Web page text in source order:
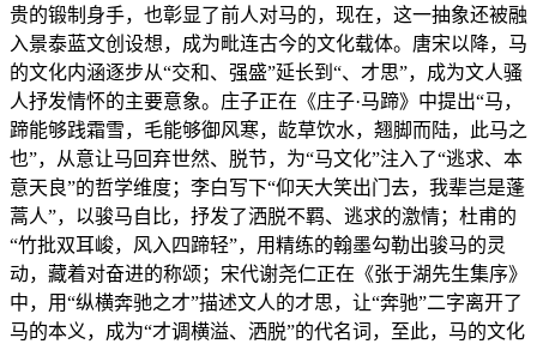
贵的锻制身手，也彰显了前人对马的，现在，这一抽象还被融
入景泰蓝文创设想，成为毗连古今的文化载体。唐宋以降，马
的文化内涵逐步从“交和、强盛”延长到“、才思”，成为文人骚
人抒发情怀的主要意象。庄子正在《庄子·马蹄》中提出“马，
蹄能够践霜雪，毛能够御风寒，龁草饮水，翘脚而陆，此马之
也”，从意让马回弃世然、脱节，为“马文化”注入了“逃求、本
意天良”的哲学维度；李白写下“仰天大笑出门去，我辈岂是蓬
蒿人”，以骏马自比，抒发了洒脱不羁、逃求的激情；杜甫的
“竹批双耳峻，风入四蹄轻”，用精练的翰墨勾勒出骏马的灵
动，藏着对奋进的称颂；宋代谢尧仁正在《张于湖先生集序》
中，用“纵横奔驰之才”描述文人的才思，让“奔驰”二字离开了
马的本义，成为“才调横溢、洒脱”的代名词，至此，马的文化